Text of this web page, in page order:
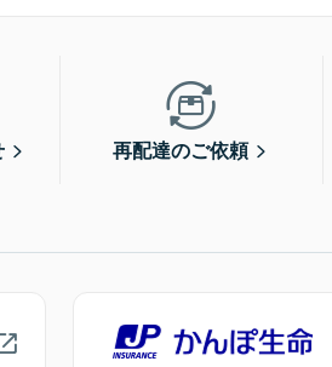
再配達のご依頼